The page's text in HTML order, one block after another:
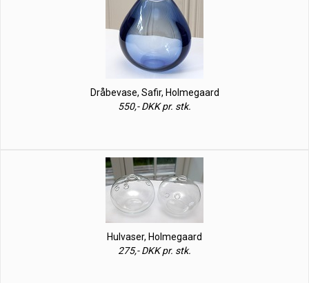
Dråbevase, Safir, Holmegaard
550,- DKK pr. stk.
Hulvaser, Holmegaard
275,- DKK pr. stk.